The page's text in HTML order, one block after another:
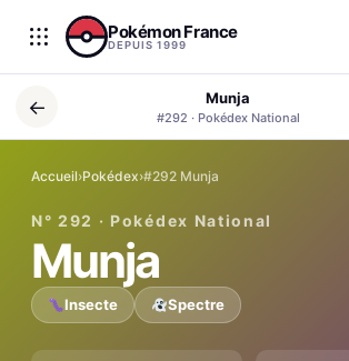
Aller au contenu
Pokémon France
DEPUIS 1999
← Munja
#292 · Pokédex National
Accueil›Pokédex›#292 Munja
N° 292 · Pokédex National
Munja
Insecte Spectre